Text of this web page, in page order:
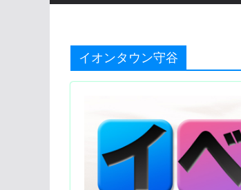
イオンタウン守谷